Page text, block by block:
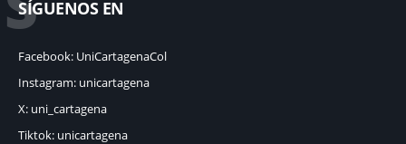
SÍGUENOS EN
Facebook: UniCartagenaCol
Instagram: unicartagena
X: uni_cartagena
Tiktok: unicartagena